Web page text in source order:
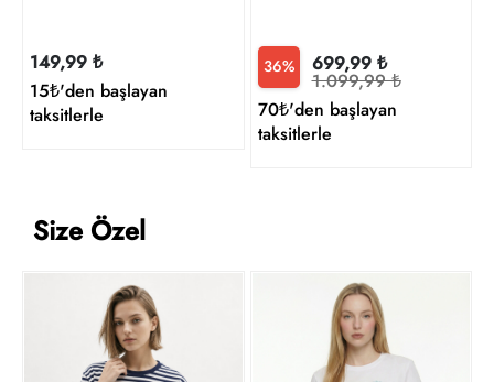
149,99 ₺
15₺'den başlayan
taksitlerle
36% 699,99 ₺
1.099,99 ₺
70₺'den başlayan
taksitlerle
Size Özel